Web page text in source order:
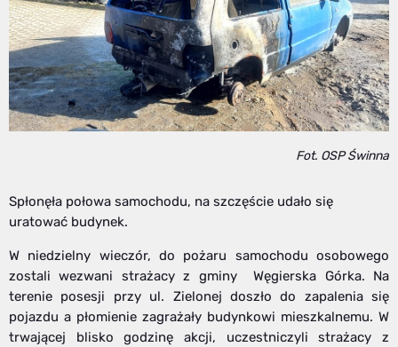
Fot. OSP Świnna
Spłonęła połowa samochodu, na szczęście udało się
uratować budynek.
W niedzielny wieczór, do pożaru samochodu osobowego
zostali wezwani strażacy z gminy Węgierska Górka. Na
terenie posesji przy ul. Zielonej doszło do zapalenia się
pojazdu a płomienie zagrażały budynkowi mieszkalnemu. W
trwającej blisko godzinę akcji, uczestniczyli strażacy z